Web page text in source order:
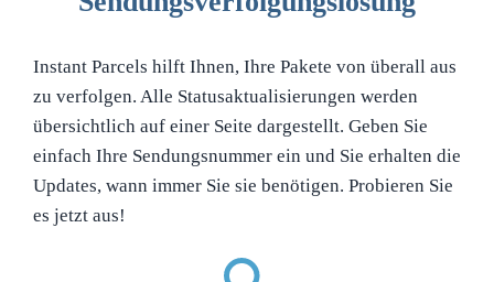
Instant Parcels hilft Ihnen, Ihre Pakete von überall aus
zu verfolgen. Alle Statusaktualisierungen werden
übersichtlich auf einer Seite dargestellt. Geben Sie
einfach Ihre Sendungsnummer ein und Sie erhalten die
Updates, wann immer Sie sie benötigen. Probieren Sie
es jetzt aus!